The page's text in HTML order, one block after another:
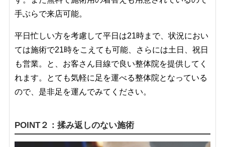
手ぶらで来店可能。
平日忙しい方を考慮して平日は21時まで、状況におい
ては施術で21時をこえても可能、さらには土日、祝日
も営業。と、お客さん目線で良い整体院を提供してく
れます。とても気軽に足を運べる整体院となっている
ので、是非足を運んでみてください。
POINT２：揉み返しのない施術